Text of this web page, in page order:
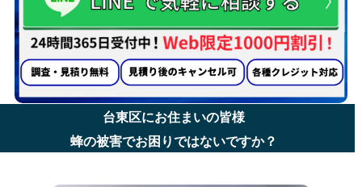
台東区にお住まいの皆様
蜂の被害でお困りではないですか？